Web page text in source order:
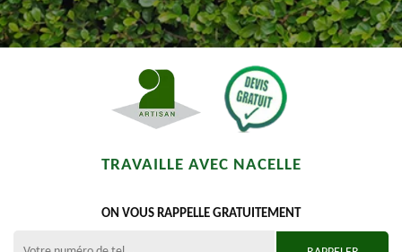
TRAVAILLE AVEC NACELLE
ON VOUS RAPPELLE GRATUITEMENT